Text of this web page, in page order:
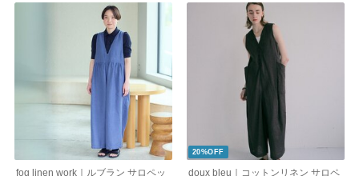
fog linen work｜ルブラン サロペッ
20%OFF
doux bleu｜コットンリネン サロペ